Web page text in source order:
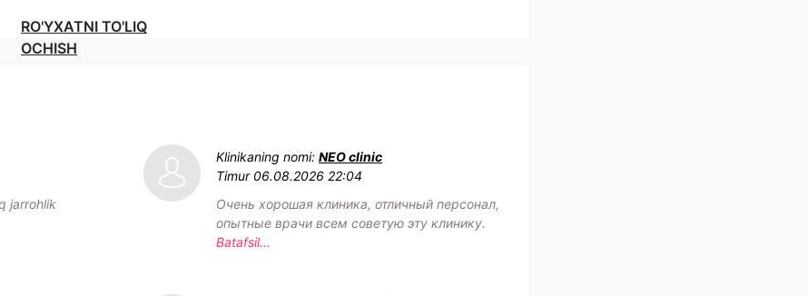
RO'YXATNI TO'LIQ
OCHISH
jarrohlik
Klinikaning nomi: NEO clinic
Timur 06.08.2026 22:04
Очень хорошая клиника, отличный персонал,
опытные врачи всем советую эту клинику.
Batafsil...